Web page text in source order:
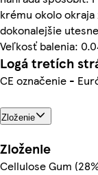
krému okolo
dokonalejšie
Veľkosť balenia:
Logá tretích
CE označenie -
Zloženie
Zloženie
Cellulose Gum